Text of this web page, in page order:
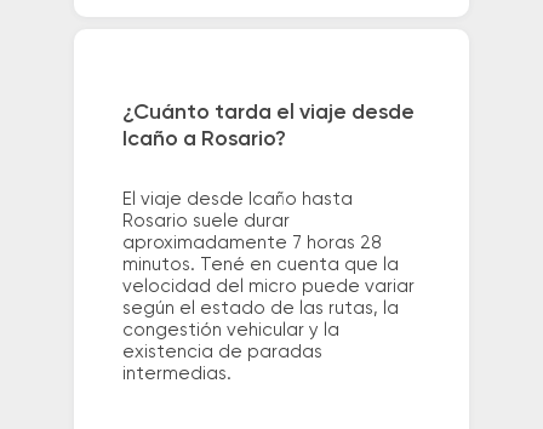
¿Cuánto tarda el viaje desde
Icaño a Rosario?
El viaje desde Icaño hasta
Rosario suele durar
aproximadamente 7 horas 28
minutos. Tené en cuenta que la
velocidad del micro puede variar
según el estado de las rutas, la
congestión vehicular y la
existencia de paradas
intermedias.